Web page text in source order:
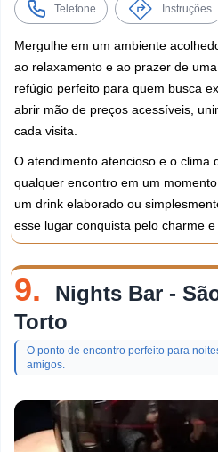
Telefone Instruções
Mergulhe em um ambiente
ao relaxamento e ao prazer de
refúgio perfeito para quem busca
abrir mão de preços acessíveis,
cada visita.
O atendimento atencioso e o clima
qualquer encontro em um
um drink elaborado ou
esse lugar conquista pelo charme e
9.
Nights Bar -
Torto
O ponto de encontro perfeito para
amigos.